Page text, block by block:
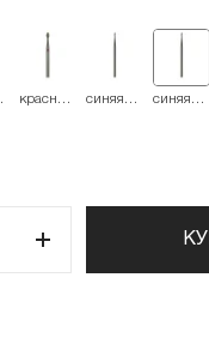
красная
синяя
синяя